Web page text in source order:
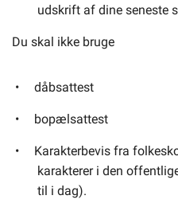
udskrift af dine seneste
Du skal ikke bruge
dåbsattest
bopælsattest
Karakterbevis fra
karakterer i den
til i dag).